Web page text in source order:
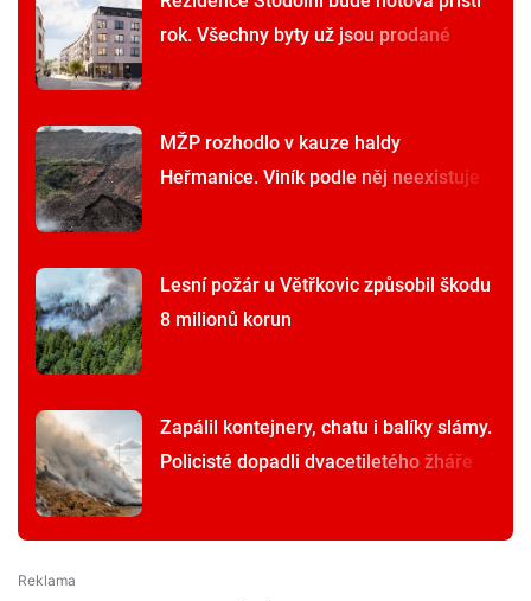
rok. Všechny byty už jsou prodané
MŽP rozhodlo v kauze haldy
Heřmanice. Viník podle něj neexistuje
Lesní požár u Větřkovic způsobil škodu
8 milionů korun
Zapálil kontejnery, chatu i balíky slámy.
Policisté dopadli dvacetiletého žháře